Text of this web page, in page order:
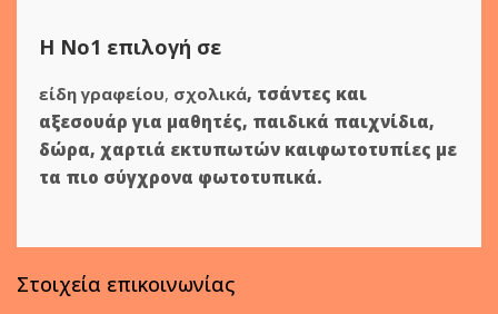
Η Νο1 επιλογή σε
είδη γραφείου, σχολικά, τσάντες και
αξεσουάρ για μαθητές, παιδικά παιχνίδια,
δώρα, χαρτιά εκτυπωτών καιφωτοτυπίες με
τα πιο σύγχρονα φωτοτυπικά.
Στοιχεία επικοινωνίας